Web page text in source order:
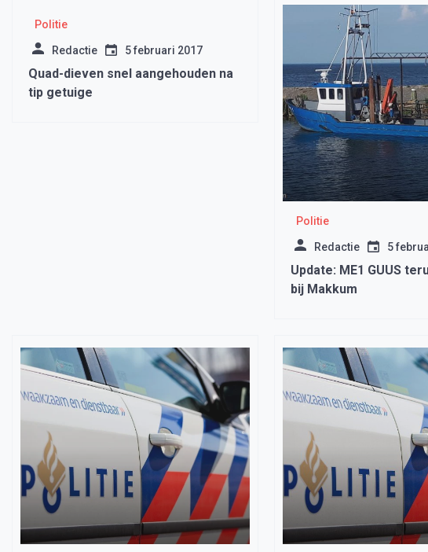
Politie
Redactie 5 februari 2017
Quad-dieven snel aangehouden na
tip getuige
Politie
Redactie 5
Update: ME1 GUUS
bij Makkum